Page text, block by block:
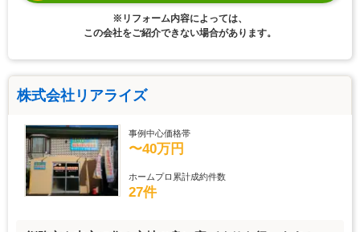
※リフォーム内容によっては、
この会社をご紹介できない場合があります。
株式会社リアライズ
事例中心価格帯
〜40万円
ホームプロ累計成約件数
27件